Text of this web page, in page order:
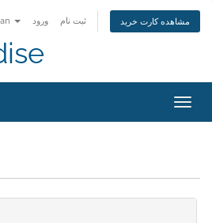
ورود ثبت نام مشاهده کارت خرید
تغییر